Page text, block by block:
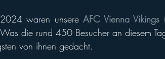
of Fame Vikings abroad
waren unsere AFC Vienna Vikings
die rund 450 Besucher an diesem
von ihnen gedacht.